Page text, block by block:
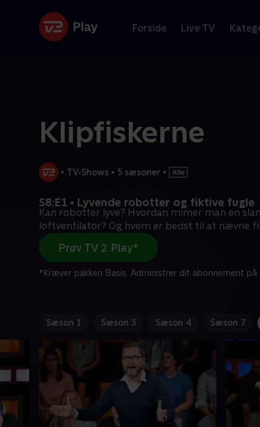
Forside Live TV
Klipfiskerne
• TV-Shows • 5 sæsoner •
S8:E1 • Lyvende robotter og fiktive fugle
Kan robotter lyve? Hvordan mimer man en
loftventilator? Og hvem er bedst til at nævne
Prøv TV 2 Play*
*Kræver pakken Basis. Administrer dit abonnement på
Sæson 1 Sæson 3 Sæson 4 Sæson 7